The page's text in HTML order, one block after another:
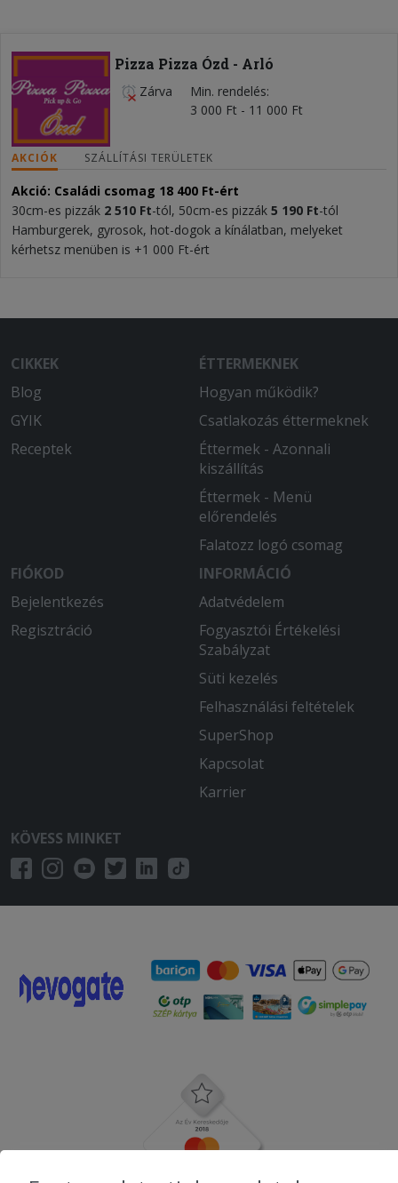
Pizza Pizza Ózd - Arló
Zárva
Min. rendelés
3 000 Ft - 11 000 Ft
AKCIÓK SZÁLLÍTÁSI TERÜLETEK
Akció: Családi csomag 18 400 Ft-ért
30cm-es pizzák 2 510 Ft-tól, 50cm-es pizzák 5 190 Ft-tól
Hamburgerek, gyrosok, hot-dogok a kínálatban, melyeket
kérhetsz menüben is +1 000 Ft-ért
CIKKEK
Blog
GYIK
Receptek
ÉTTERMEKNEK
Hogyan működik?
Csatlakozás éttermeknek
Éttermek - Azonnali
kiszállítás
Éttermek - Menü
előrendelés
Falatozz logó csomag
FIÓKOD
Bejelentkezés
Regisztráció
INFORMÁCIÓ
Adatvédelem
Fogyasztói Értékelési
Szabályzat
Süti kezelés
Felhasználási feltételek
SuperShop
Kapcsolat
Karrier
KÖVESS MINKET